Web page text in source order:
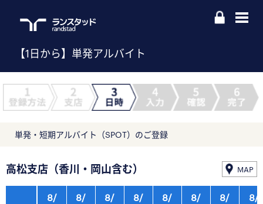
【1日から】単発アルバイト
単発・短期アルバイト（SPOT）のご登録
高松支店（香川・岡山含む） MAP
8/
8/
8/
8/
8/
8/
8/
8/